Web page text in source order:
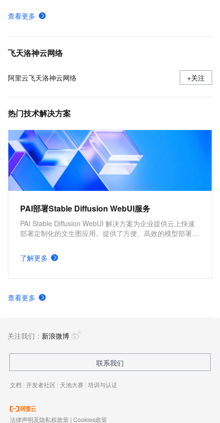
弹性公网IP的使用限制
IP 地址池
查看更多
飞天洛神云网络
阿里云飞天洛神云网络 +关注
热门技术解决方案
PAI部署Stable Diffusion WebUI服务
PAI Stable Diffusion WebUI 解决方案为企业提供云上快速
部署定制化的文生图应用。提供了方便、高效的模型部署产
数。具有分钟级部署上线，方便快捷、开箱即用，多版本部
署方案，参数可定制化调整的优势。
了解更多
查看更多
关注我们： 新浪微博
联系我们
文档 | 开发者社区 | 天池大赛 | 培训与认证
法律声明及隐私权政策 | Cookies政策